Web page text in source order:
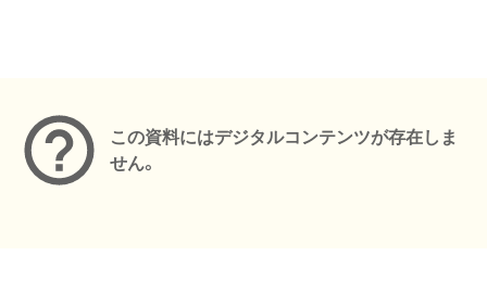
この資料にはデジタルコンテンツが存在しま
せん。